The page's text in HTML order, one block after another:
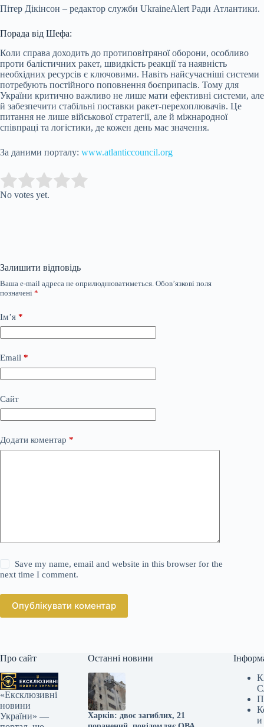
Пітер Дікінсон – редактор служби UkraineAlert Ради Атлантики.
Порада від Шефа:
Коли справа доходить до протиповітряної оборони, особливо
проти балістичних ракет, швидкість реакції та наявність
необхідних ресурсів є ключовими. Навіть найсучасніші системи
потребують постійного поповнення боєприпасів. Тому для
України критично важливо не лише мати ефективні системи, але
й забезпечити стабільні поставки ракет-перехоплювачів. Це
питання не лише військової стратегії, але й міжнародної
співпраці та логістики, де кожен день має значення.
За даними порталу: www.atlanticcouncil.org
Rate this item:
No votes yet.
Залишити відповідь
Ваша e-mail адреса не оприлюднюватиметься. Обов’язкові поля
позначені *
Ім’я *
Email *
Сайт
Додати коментар *
Save my name, email and website in this browser for the
next time I comment.
Опублікувати коментар
Про сайт
«Ексклюзивні
новини
України» —
Останні новини
Харків: двоє загиблих, 21
и